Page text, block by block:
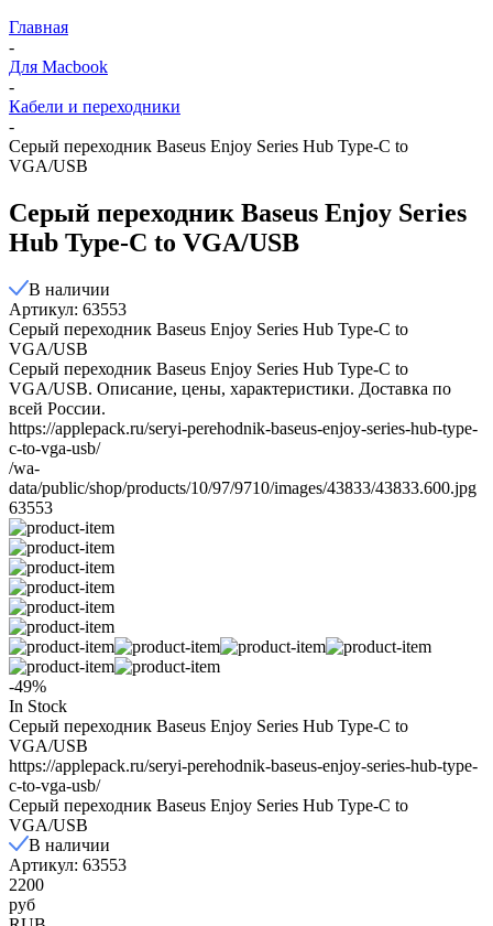
Главная
-
Для Macbook
-
Кабели и переходники
-
Серый переходник Baseus Enjoy Series Hub Type-C to
VGA/USB
Серый переходник Baseus Enjoy Series
Hub Type-C to VGA/USB
В наличии
Артикул: 63553
Серый переходник Baseus Enjoy Series Hub Type-C to
VGA/USB
Серый переходник Baseus Enjoy Series Hub Type-C to
VGA/USB. Описание, цены, характеристики. Доставка по
всей России.
https://applepack.ru/seryi-perehodnik-baseus-enjoy-series-hub-type-
c-to-vga-usb/
/wa-
data/public/shop/products/10/97/9710/images/43833/43833.600.jpg
63553
-49%
In Stock
Серый переходник Baseus Enjoy Series Hub Type-C to
VGA/USB
https://applepack.ru/seryi-perehodnik-baseus-enjoy-series-hub-type-
c-to-vga-usb/
Серый переходник Baseus Enjoy Series Hub Type-C to
VGA/USB
В наличии
Артикул: 63553
2200
руб